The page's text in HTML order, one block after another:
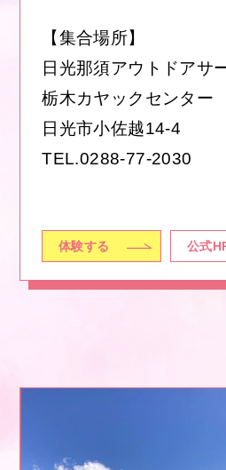
【集合場所】
日光那須アウトドアサ
栃木カヤックセンター
日光市小佐越14-4
TEL.0288-77-2030
体験する 公式